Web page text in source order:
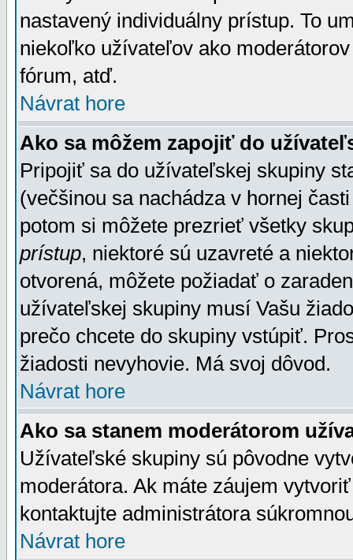
nastavený individuálny prístup. To
niekoľko užívateľov ako
fórum, atď.
Návrat hore
Ako sa môžem zapojiť do
Pripojiť sa do užívateľskej skupiny
(večšinou sa nachádza v hornej
potom si môžete prezrieť všetky
prístup, niektoré sú uzavreté a
otvorená, môžete požiadať o
užívateľskej skupiny musí Vašu
prečo chcete do skupiny vstúpiť.
žiadosti nevyhovie. Má svoj dôvod.
Návrat hore
Ako sa stanem moderátorom
Užívateľské skupiny sú pôvodne
moderátora. Ak máte záujem
kontaktujte administrátora
Návrat hore